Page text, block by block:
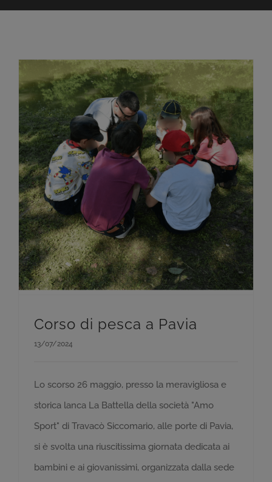
Corso di pesca a Pavia
13/07/2024
Lo scorso 26 maggio, presso la meravigliosa e
storica lanca La Battella della società "Amo
Sport" di Travacò Siccomario, alle porte di Pavia,
si è svolta una riuscitissima giornata dedicata ai
bambini e ai giovanissimi, organizzata dalla sede